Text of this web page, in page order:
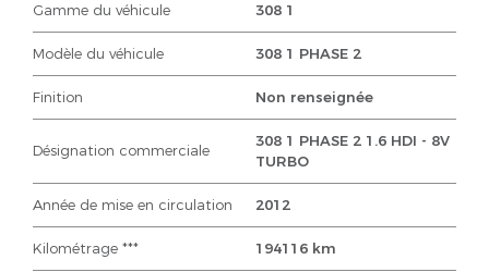
Gamme du véhicule 308 1
Modèle du véhicule 308 1 PHASE 2
Finition Non renseignée
Désignation commerciale
308 1 PHASE 2 1.6 HDI - 8V
TURBO
Année de mise en circulation 2012
Kilométrage *** 194116 km